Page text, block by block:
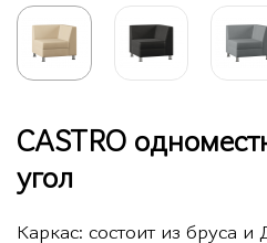
CASTRO
угол
Каркас: состоит из бруса и